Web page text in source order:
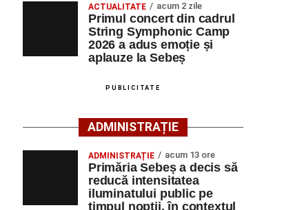
ACTUALITATE acum 2 zile
Primul concert din cadrul
String Symphonic Camp
2026 a adus emoție și
aplauze la Sebeș
PUBLICITATE
ADMINISTRAȚIE
ADMINISTRAȚIE acum 13 ore
Primăria Sebeș a decis să
reducă intensitatea
iluminatului public pe
timpul nopții, în contextul